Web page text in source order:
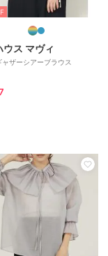
ウス マヴィ
ャザーシアーブラウス